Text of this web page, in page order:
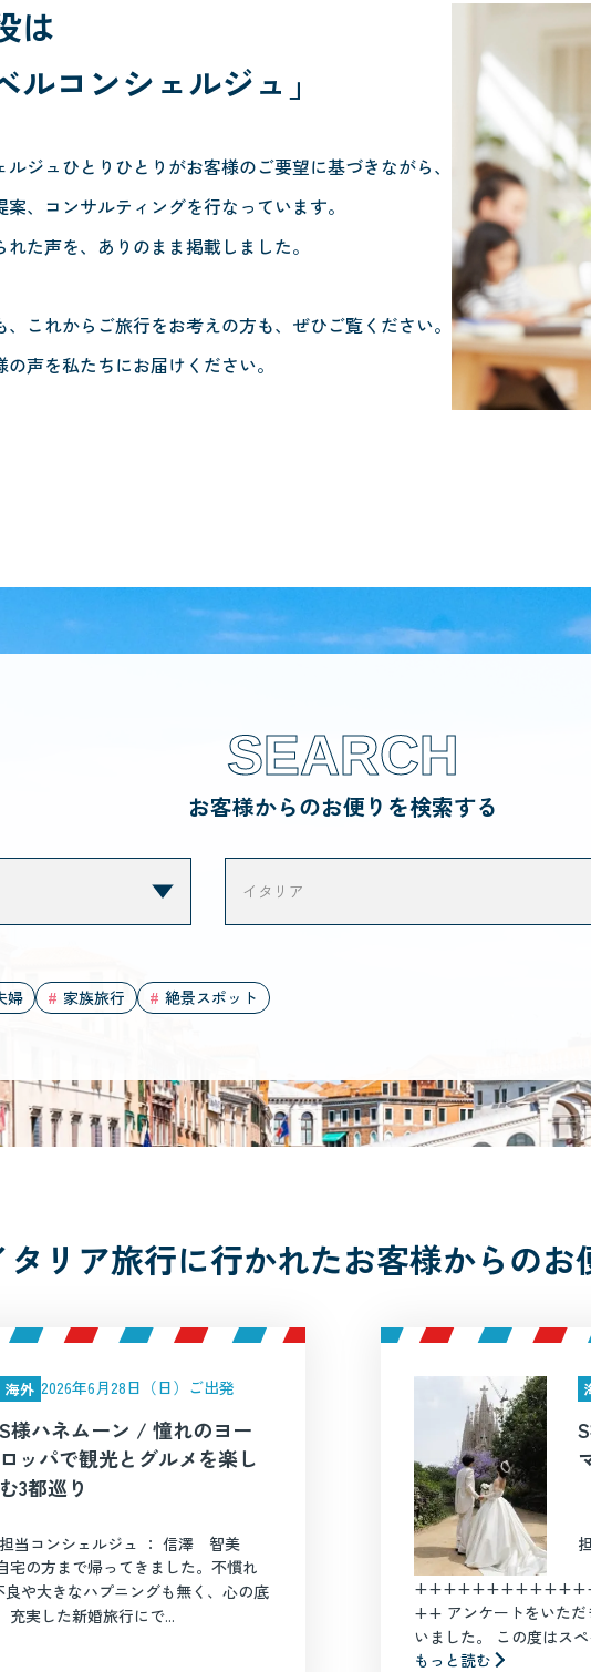
は
ルコンシェルジュ」
ジュひとりひとりがお客様のご要望に基づきながら、
、コンサルティングを行なっています。
た声を、ありのまま掲載しました。
これからご旅行をお考えの方も、ぜひご覧ください。
声を私たちにお届けください。
SEARCH
お客様からのお便りを検索する
婦 家族旅行 絶景スポット
タリア旅行に行かれたお客様からのお
海外 2026年6月28日（日）ご出発
S様ハネムーン / 憧れのヨー
ロッパで観光とグルメを楽し
む3都巡り
担当コンシェルジュ ： 信澤 智美
の方まで帰ってきました。不慣れ
や大きなハプニングも無く、心の底
充実した新婚旅行にで...
++ アンケートをいただ
いました。 この度はス
もっと読む